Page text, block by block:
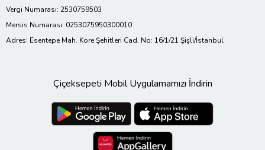
Vergi Numarası: 2530759503
Mersis Numarası: 0253075950300010
Adres: Esentepe Mah. Kore Şehitleri Cad. No: 16/1/21 Şişli/İstanbul
Çiçeksepeti Mobil Uygulamamızı İndirin